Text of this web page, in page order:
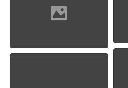
Banyak Gugatan di
Pilkada 2024, Legislator